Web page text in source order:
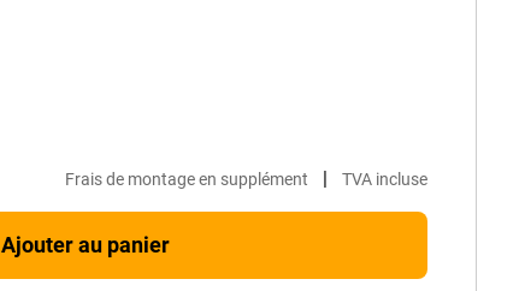
Frais de montage en supplément | TVA incluse
Ajouter au panier